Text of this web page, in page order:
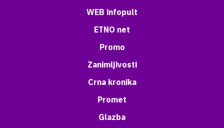
WEB infopult
ETNO net
Promo
Zanimljivosti
Crna kronika
Promet
Glazba